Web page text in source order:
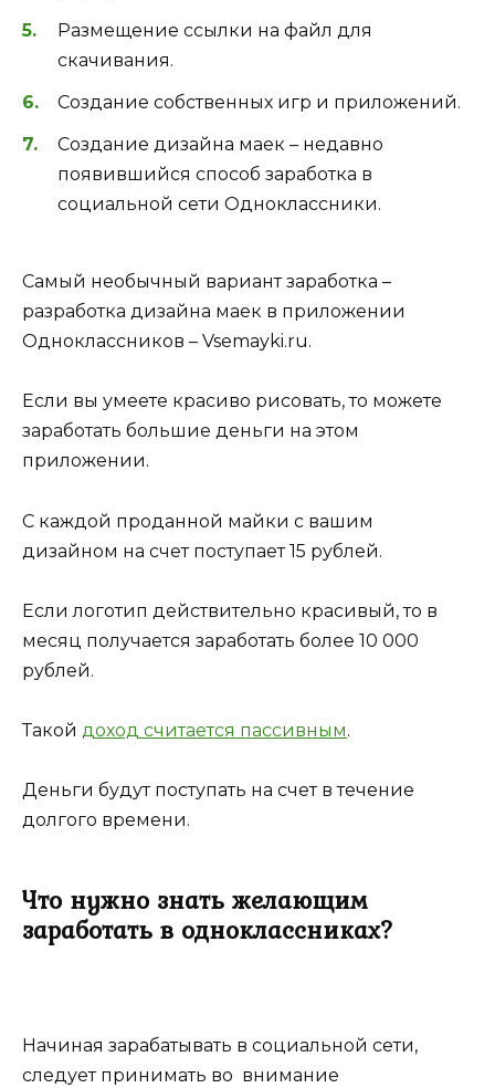
Размещение ссылки на файл для
скачивания.
Создание собственных игр и приложений.
Создание дизайна маек – недавно
появившийся способ заработка в
социальной сети Одноклассники.
Самый необычный вариант заработка –
разработка дизайна маек в приложении
Одноклассников – Vsemayki.ru.
Если вы умеете красиво рисовать, то можете
заработать большие деньги на этом
приложении.
С каждой проданной майки с вашим
дизайном на счет поступает 15 рублей.
Если логотип действительно красивый, то в
месяц получается заработать более 10 000
рублей.
Такой доход считается пассивным.
Деньги будут поступать на счет в течение
долгого времени.
Что нужно знать желающим
заработать в одноклассниках?
Начиная зарабатывать в социальной сети,
следует принимать во внимание